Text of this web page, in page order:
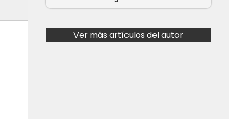
Ver más artículos del autor